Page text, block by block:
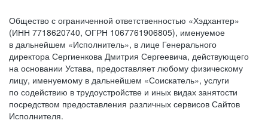
Общество с ограниченной ответственностью «Хэдхантер»
(ИНН 7718620740, ОГРН 1067761906805), именуемое
в дальнейшем «Исполнитель», в лице Генерального
директора Сергиенкова Дмитрия Сергеевича, действующего
на основании Устава, предоставляет любому физическому
лицу, именуемому в дальнейшем «Соискатель», услуги
по содействию в трудоустройстве и иных видах занятости
посредством предоставления различных сервисов Сайтов
Исполнителя.